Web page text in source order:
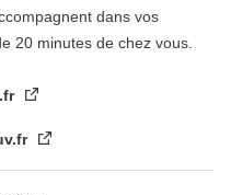
dans vos
20 minutes de chez vous.